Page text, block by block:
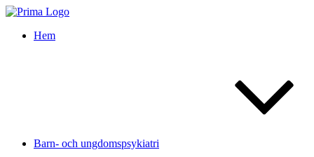
Hem
Barn- och ungdomspsykiatri